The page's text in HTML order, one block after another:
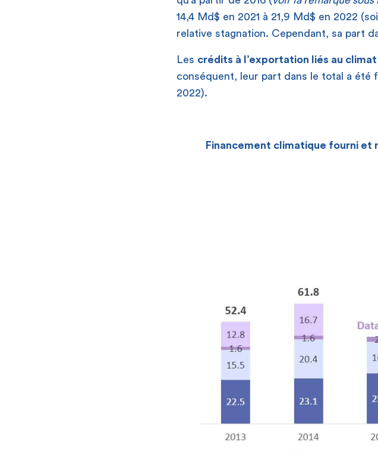
14,4 Md$ en 2021 à 21,9 Md$ en 2022
relative stagnation. Cependant, sa part
Les crédits à l’exportation liés au climat
conséquent, leur part dans le total a été
2022).
Financement climatique fourni et